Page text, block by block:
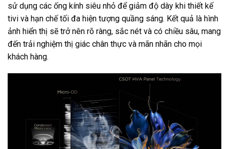
sử dụng các ống kính siêu nhỏ để giảm độ dày khi thiết kế
tivi và hạn chế tối đa hiện tượng quầng sáng. Kết quả là hình
ảnh hiển thị sẽ trở nên rõ ràng, sắc nét và có chiều sâu, mang
đến trải nghiệm thị giác chân thực và mãn nhãn cho mọi
khách hàng.